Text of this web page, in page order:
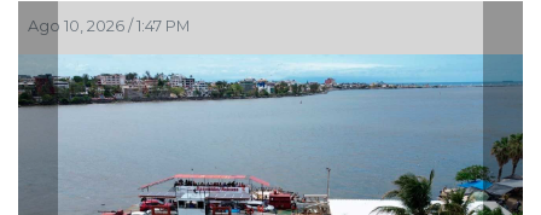
Ago 10, 2026 / 1:47 PM